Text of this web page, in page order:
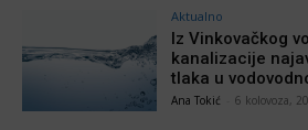
Aktualno
Iz Vinkovačkog
kanalizacije
tlaka u
Ana Tokić 6 kolovoza,